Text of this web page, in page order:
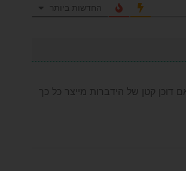
החדשות ביותר
קטן של הידברות מייצר כל כך